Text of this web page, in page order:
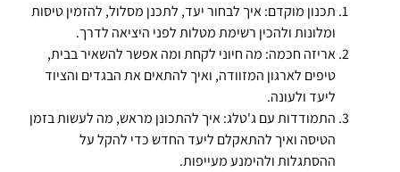
תכנון מוקדם: איך לבחור יעד, לתכנן מסלול, להזמין טיסות
ומלונות ולהכין רשימת מטלות לפני היציאה לדרך.
אריזה חכמה: מה חיוני לקחת ומה אפשר להשאיר בבית,
טיפים לארגון המזוודה, ואיך להתאים את הבגדים והציוד
ליעד ולעונה.
התמודדות עם ג'טלג: איך להתכונן מראש, מה לעשות בזמן
הטיסה ואיך להתאקלם ליעד החדש כדי להקל על
ההסתגלות ולהימנע מעייפות.